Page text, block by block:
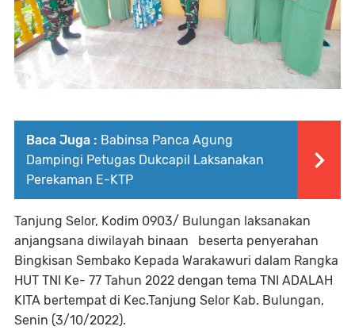
Baca Juga : Babinsa Panca Agung
Dampingi Petugas Dukcapil Laksanakan
Perekaman E-KTP
Tanjung Selor, Kodim 0903/ Bulungan laksanakan
anjangsana diwilayah binaan beserta penyerahan
Bingkisan Sembako Kepada Warakawuri dalam Rangka
HUT TNI Ke- 77 Tahun 2022 dengan tema TNI ADALAH
KITA bertempat di Kec.Tanjung Selor Kab. Bulungan,
Senin (3/10/2022).